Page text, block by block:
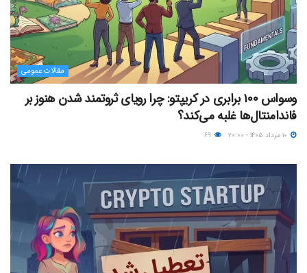
مقالات عمومی
وسواس ۱۰۰ برابری در کریپتو: چرا رویای ثروتمند شدن هنوز بر
فاندامنتال‌ها غلبه می‌کند؟